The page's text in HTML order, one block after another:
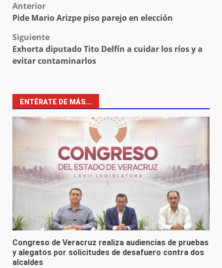
Post
navigation
Anterior
Pide Mario Arizpe piso parejo en elección
Siguiente
Exhorta diputado Tito Delfín a cuidar los ríos y a
evitar contaminarlos
ENTÉRATE DE MÁS...
Congreso de Veracruz realiza audiencias de pruebas
y alegatos por solicitudes de desafuero contra dos
alcaldes